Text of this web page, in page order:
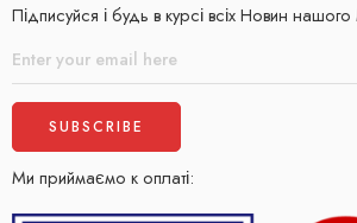
Підписуйся і будь в курсі всіх Новин
Ми приймаємо к оплаті: